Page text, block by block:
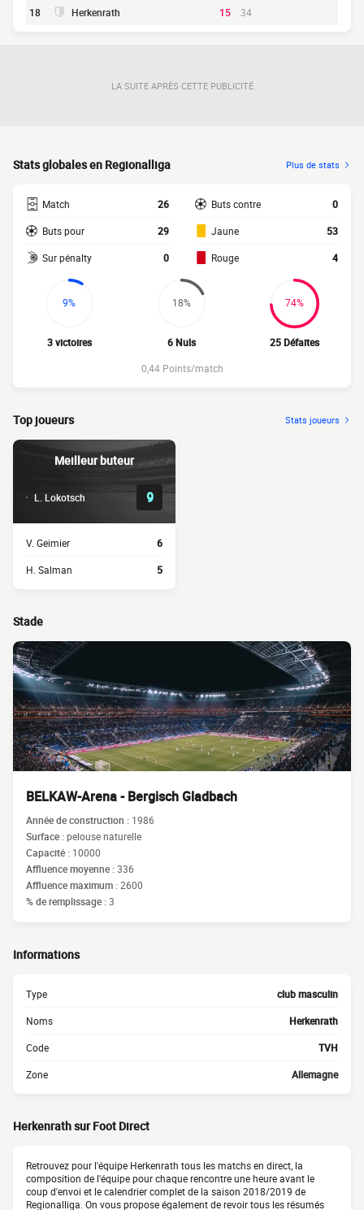
18 Herkenrath 15 34
LA SUITE APRÈS CETTE PUBLICITÉ
Stats globales en Regionalliga Plus de stats
Match 26
Buts pour 29
Sur pénalty 0
Buts contre 0
Jaune 53
Rouge 4
9%
3 victoires
18%
6 Nuls
74%
25 Défaites
0,44 Points/match
Top joueurs Stats joueurs
Meilleur buteur
L. Lokotsch 9
V. Geimier 6
H. Salman 5
Stade
BELKAW-Arena - Bergisch Gladbach
Année de construction : 1986
Surface :pelouse naturelle
Capacité : 10000
Affluence moyenne :336
Affluence maximum :2600
% de remplissage :3
Informations
Type club masculin
Noms Herkenrath
Code TVH
Zone Allemagne
Herkenrath sur Foot Direct
Retrouvez pour l'équipe Herkenrath tous les matchs en direct, la
composition de l'équipe pour chaque rencontre une heure avant le
coup d'envoi et le calendrier complet de la saison 2018/2019 de
Regionalliga. On vous propose également de revoir tous les résumés